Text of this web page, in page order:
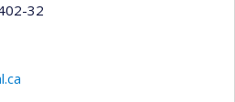
32